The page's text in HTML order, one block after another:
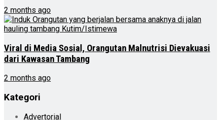
2 months ago
Viral di Media Sosial, Orangutan Malnutrisi Dievakuasi
dari Kawasan Tambang
2 months ago
Kategori
Advertorial